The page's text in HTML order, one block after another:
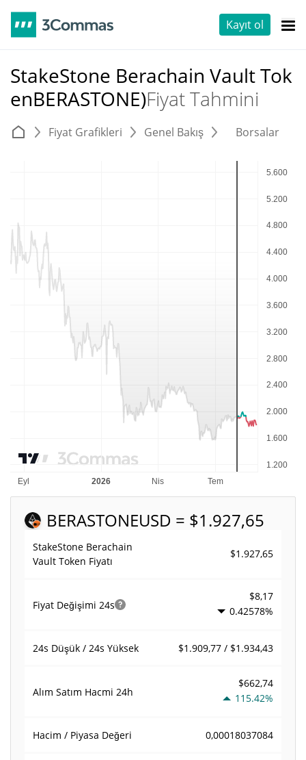
Kayıt ol
StakeStone Berachain Vault Tok
enBERASTONE)Fiyat Tahmini
Fiyat Grafikleri Genel Bakış Borsalar
BERASTONEUSD = $1.927,65
StakeStone Berachain
Vault Token Fiyatı
$1.927,65
Fiyat Değişimi 24s
$8,17
0.42578%
24s Düşük / 24s Yüksek $1.909,77 / $1.934,43
Alım Satım Hacmi 24h
$662,74
115.42%
Hacim / Piyasa Değeri 0,00018037084